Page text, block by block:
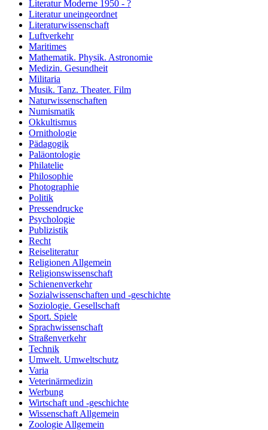
Literatur Moderne 1950 - ?
Literatur uneingeordnet
Literaturwissenschaft
Luftverkehr
Maritimes
Mathematik. Physik. Astronomie
Medizin. Gesundheit
Militaria
Musik. Tanz. Theater. Film
Naturwissenschaften
Numismatik
Okkultismus
Ornithologie
Pädagogik
Paläontologie
Philatelie
Philosophie
Photographie
Politik
Pressendrucke
Psychologie
Publizistik
Recht
Reiseliteratur
Religionen Allgemein
Religionswissenschaft
Schienenverkehr
Sozialwissenschaften und -geschichte
Soziologie. Gesellschaft
Sport. Spiele
Sprachwissenschaft
Straßenverkehr
Technik
Umwelt. Umweltschutz
Varia
Veterinärmedizin
Werbung
Wirtschaft und -geschichte
Wissenschaft Allgemein
Zoologie Allgemein